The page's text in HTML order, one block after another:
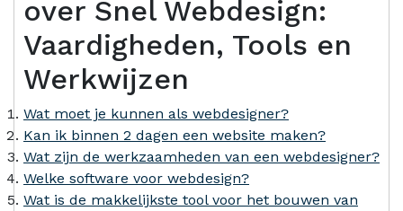
over Snel Webdesign:
Vaardigheden, Tools en
Werkwijzen
Wat moet je kunnen als webdesigner?
Kan ik binnen 2 dagen een website maken?
Wat zijn de werkzaamheden van een webdesigner?
Welke software voor webdesign?
Wat is de makkelijkste tool voor het bouwen van